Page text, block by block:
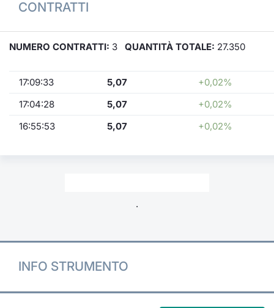
CONTRATTI
NUMERO CONTRATTI: 3 QUANTITÀ TOTALE: 27.350
17:09:33 5,07
+0,02%
17:04:28
5,07
+0,02%
16:55:53
5,07 +0,02%
.
INFO STRUMENTO